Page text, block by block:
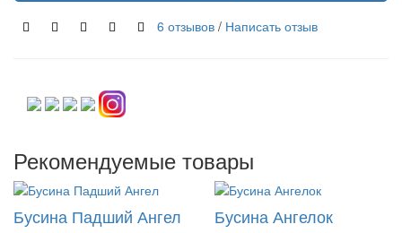
6 отзывов / Написать отзыв
Рекомендуемые товары
Бусина Падший Ангел Бусина Ангелок